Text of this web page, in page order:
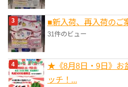
■新入荷、再入荷のご
31件のビュー
★《8月8日・9日》お
ッチ！...